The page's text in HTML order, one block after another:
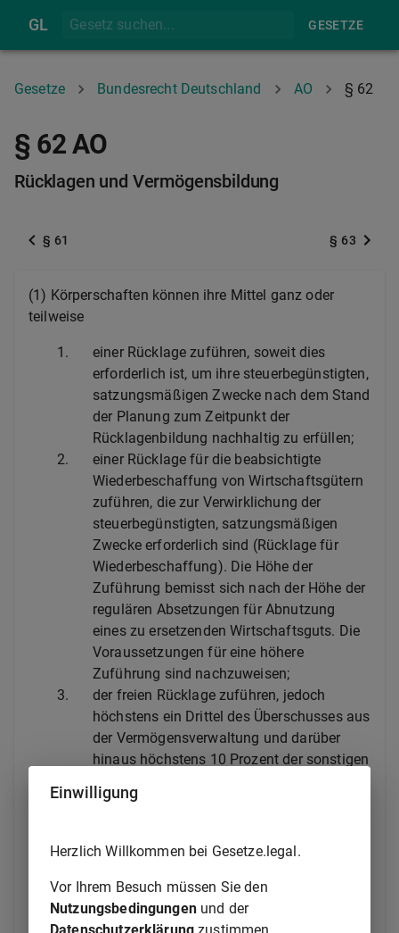
GL GESETZE
Gesetze Bundesrecht Deutschland AO § 62
§ 62 AO
Rücklagen und Vermögensbildung
§ 61 § 63
(1) Körperschaften können ihre Mittel ganz oder
teilweise
1.
einer Rücklage zuführen, soweit dies
erforderlich ist, um ihre steuerbegünstigten,
satzungsmäßigen Zwecke nach dem Stand
der Planung zum Zeitpunkt der
Rücklagenbildung nachhaltig zu erfüllen;
2.
einer Rücklage für die beabsichtigte
Wiederbeschaffung von Wirtschaftsgütern
zuführen, die zur Verwirklichung der
steuerbegünstigten, satzungsmäßigen
Zwecke erforderlich sind (Rücklage für
Wiederbeschaffung). Die Höhe der
Zuführung bemisst sich nach der Höhe der
regulären Absetzungen für Abnutzung
eines zu ersetzenden Wirtschaftsguts. Die
Voraussetzungen für eine höhere
Zuführung sind nachzuweisen;
3.
der freien Rücklage zuführen, jedoch
höchstens ein Drittel des Überschusses aus
der Vermögensverwaltung und darüber
hinaus höchstens 10 Prozent der sonstigen
zu verwendenden Mittel. Ist der
Rücklage in einem Jahr nicht
Zuführung in den folgenden zwei Jahren
nachgeholt werden;
Einwilligung
Herzlich Willkommen bei Gesetze.legal.
Vor Ihrem Besuch müssen Sie den
Nutzungsbedingungenund der
Datenschutzerklärung zustimmen.